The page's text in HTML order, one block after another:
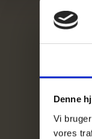
Denne
Vi
vores